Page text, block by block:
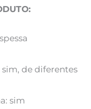
de diferentes
sim